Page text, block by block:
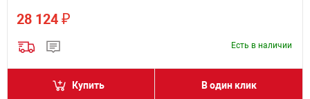
28 124 ₽
Есть в наличии
Купить В один клик